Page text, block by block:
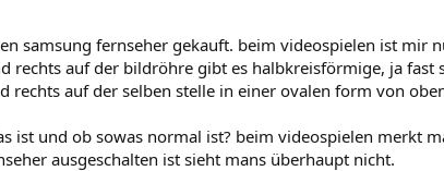
samsung fernseher gekauft. beim videospielen ist mir
rechts auf der bildröhre gibt es halbkreisförmige, ja fast
rechts auf der selben stelle in einer ovalen form von
ist und ob sowas normal ist? beim videospielen merkt
ausgeschalten ist sieht mans überhaupt nicht.